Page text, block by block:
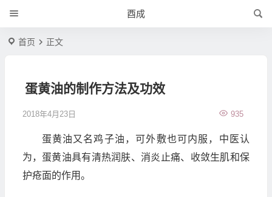
酉成
首页 正文
蛋黄油的制作方法及功效
2018年4月23日 935
蛋黄油又名鸡子油，可外敷也可内服，中医认
为，蛋黄油具有清热润肤、消炎止痛、收敛生肌和保
护疮面的作用。